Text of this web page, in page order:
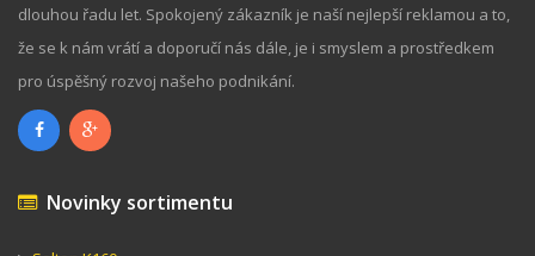
dlouhou řadu let. Spokojený zákazník je naší nejlepší reklamou a to,
že se k nám vrátí a doporučí nás dále, je i smyslem a prostředkem
pro úspěšný rozvoj našeho podnikání.
Novinky sortimentu